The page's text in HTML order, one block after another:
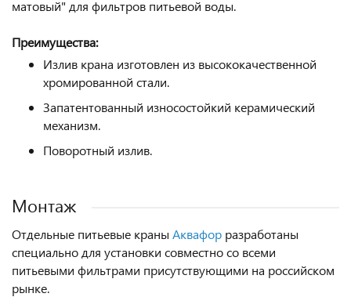
матовый" для фильтров питьевой воды.
Преимущества:
Излив крана изготовлен из высококачественной
хромированной стали.
Запатентованный износостойкий керамический
механизм.
Поворотный излив.
Монтаж
Отдельные питьевые краны Аквафор разработаны
специально для установки совместно со всеми
питьевыми фильтрами присутствующими на российском
рынке.